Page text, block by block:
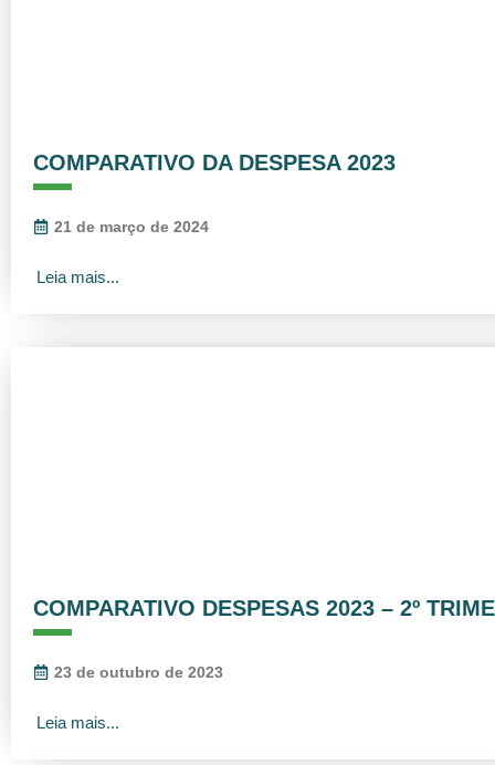
COMPARATIVO DA DESPESA 2023
21 de março de 2024
Leia mais...
COMPARATIVO DESPESAS 2023 – 2º
23 de outubro de 2023
Leia mais...